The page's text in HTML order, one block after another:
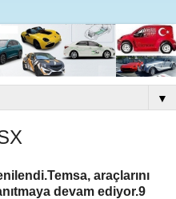
▼
araçlarını
devam ediyor.9